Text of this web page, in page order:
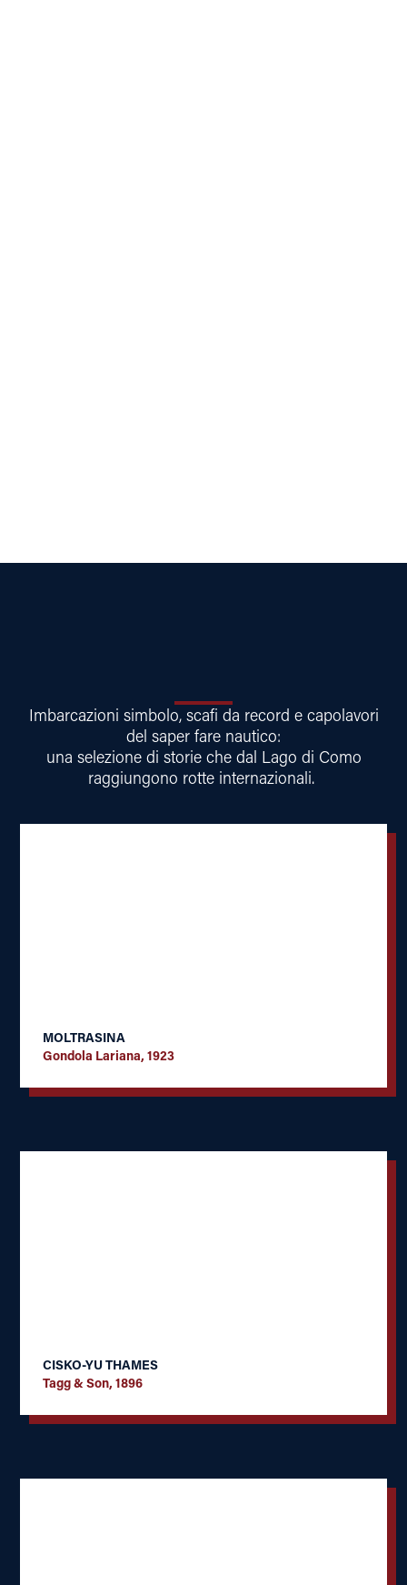
Imbarcazioni simbolo, scafi da record e capolavori
del saper fare nautico:
una selezione di storie che dal Lago di Como
raggiungono rotte internazionali.
MOLTRASINA
Gondola Lariana, 1923
CISKO-YU THAMES
Tagg & Son, 1896